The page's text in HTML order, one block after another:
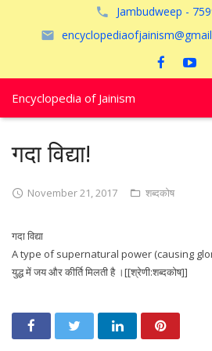
Jambudweep -
Encyclopedia of Jainism
अयोध्या
गदा विद्या!
November 21, 2017 शब्दकोष
गदा विद्या
A type of supernatural power (causing
युद्ध में जय और कीर्ति मिलती है ।[[श्रेणी:शब्दकोष]]